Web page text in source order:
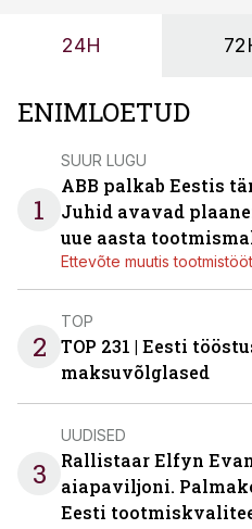
24H
ENIMLOETUD
1
SUUR LUGU
ABB palkab Eestis
Juhid avavad
uue aasta
Ettevõte muutis
2
TOP
TOP 231 | Eesti
maksuvõlglased
3
UUDISED
Rallistaar Elfyn
aiapaviljoni.
Eesti